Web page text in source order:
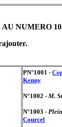
NUMERO
PN°1001 -
Kenny
N°1002 - M.
N°1003 -
Courcel